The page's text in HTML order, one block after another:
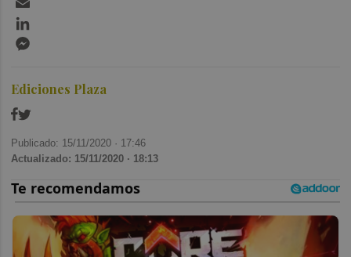
Ediciones Plaza
Publicado: 15/11/2020 · 17:46
Actualizado: 15/11/2020 · 18:13